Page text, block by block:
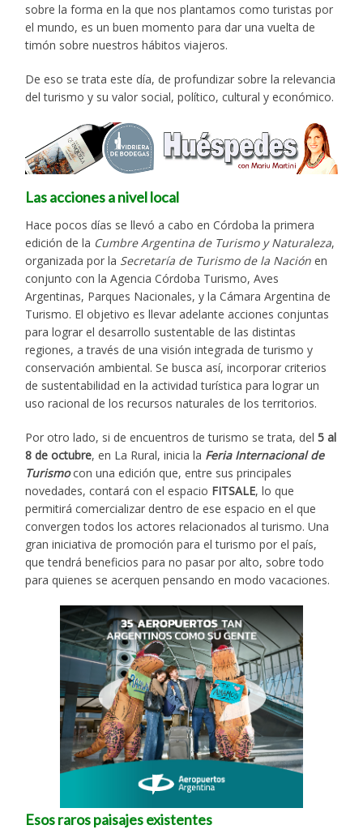
sobre la forma en la que nos plantamos como turistas por
el mundo, es un buen momento para dar una vuelta de
timón sobre nuestros hábitos viajeros.
De eso se trata este día, de profundizar sobre la relevancia
del turismo y su valor social, político, cultural y económico.
Las acciones a nivel local
Hace pocos días se llevó a cabo en Córdoba la primera
edición de la Cumbre Argentina de Turismo y Naturaleza,
organizada por la Secretaría de Turismo de la Naciónen
conjunto con la Agencia Córdoba Turismo, Aves
Argentinas, Parques Nacionales, y la Cámara Argentina de
Turismo. El objetivo es llevar adelante acciones conjuntas
para lograr el desarrollo sustentable de las distintas
regiones, a través de una visión integrada de turismo y
conservación ambiental. Se busca así, incorporar criterios
de sustentabilidad en la actividad turística para lograr un
uso racional de los recursos naturales de los territorios.
Por otro lado, si de encuentros de turismo se trata, del5 al
8 de octubre, en La Rural, inicia la Feria Internacional de
Turismocon una edición que, entre sus principales
novedades, contará con el espacio FITSALE, lo que
permitirá comercializar dentro de ese espacio en el que
convergen todos los actores relacionados al turismo. Una
gran iniciativa de promoción para el turismo por el país,
que tendrá beneficios para no pasar por alto, sobre todo
para quienes se acerquen pensando en modo vacaciones.
Esos raros paisajes existentes